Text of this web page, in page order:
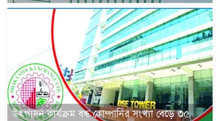
উৎপাদন কার্যক্রম বন্ধ কোম্পানির সংখ্যা বেড়ে ৩৫